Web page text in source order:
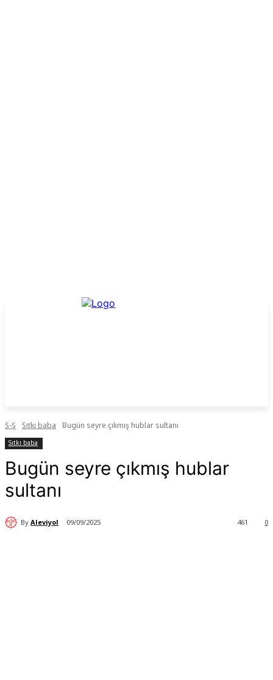
S-Ş Sıtkı baba Bugün seyre çıkmış hublar sultanı
Sıtkı baba
Bugün seyre çıkmış hublar
sultanı
By Aleviyol 09/09/2025 0
461